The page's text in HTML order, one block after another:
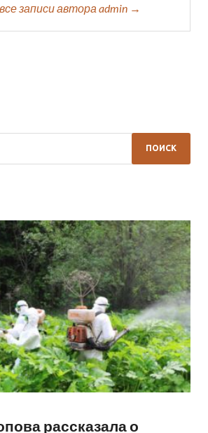
записи автора admin →
рассказала о